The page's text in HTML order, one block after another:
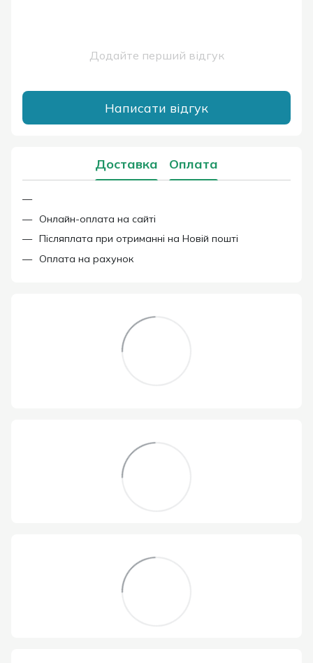
Додайте перший відгук
Написати відгук
Доставка Оплата
Онлайн-оплата на сайті
Післяплата при отриманні на Новій пошті
Оплата на рахунок